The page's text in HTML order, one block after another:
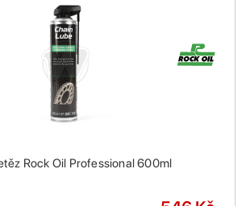
Rock Oil Professional 600ml